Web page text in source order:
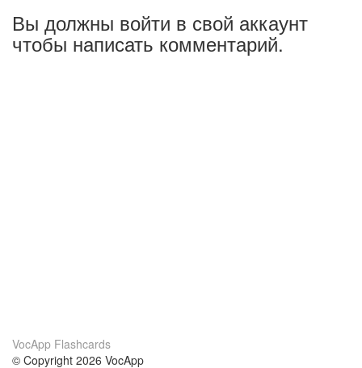
Вы должны войти в свой аккаунт
чтобы написать комментарий.
VocApp Flashcards
© Copyright 2026 VocApp